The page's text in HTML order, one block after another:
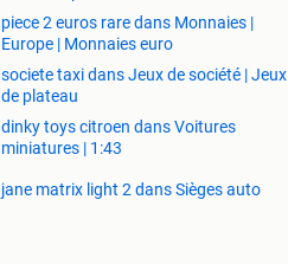
piece 2 euros rare dans Monnaies |
Europe | Monnaies euro
societe taxi dans Jeux de société | Jeux
de plateau
dinky toys citroen dans Voitures
miniatures | 1:43
jane matrix light 2 dans Sièges auto